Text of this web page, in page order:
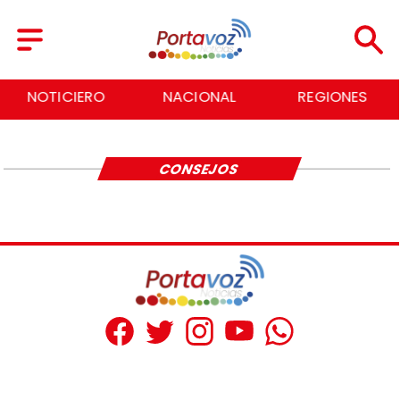
NOTICIERO NACIONAL REGIONES
CONSEJOS